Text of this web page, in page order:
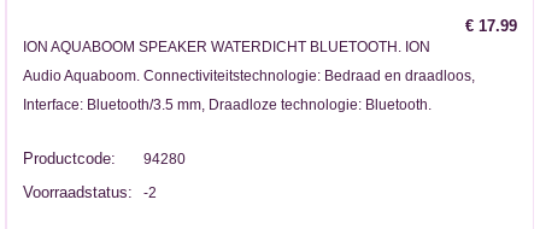
€ 17.99
ION AQUABOOM SPEAKER WATERDICHT BLUETOOTH. ION
Audio Aquaboom. Connectiviteitstechnologie: Bedraad en draadloos,
Interface: Bluetooth/3.5 mm, Draadloze technologie: Bluetooth.
Productcode: 94280
Voorraadstatus: -2